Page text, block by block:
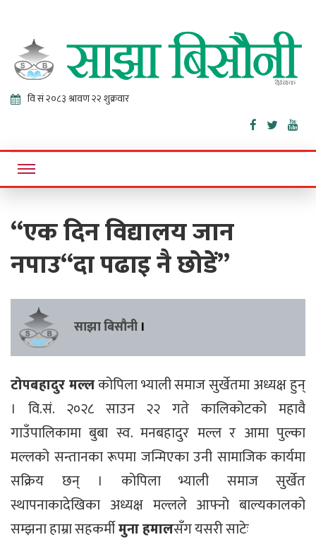
Sajha
Bisaunee
Online News Portal
“एक दिन विद्यालय जान
नपाउ“दा पढाइ नै छोडें”
साझा बिसौनी ।
टोपबहादुर मल्लकोपिला भ्याली समाज सुर्खेतमा अध्यक्ष हुन्
। वि.सं. २०२८ साउन २२ गते कालिकोटको महावै
गाउँपालिकामा बुबा स्व. मनबहादुर मल्ल र आमा पुल्का
मल्लको सन्तानका रूपमा जन्मिएका उनी सामाजिक कार्यमा
सक्रिय छन् । कोपिला भ्याली समाज सुर्खेत
स्थापनाकादेखिका अध्यक्ष मल्लले आफ्नो बाल्यकालको
सम्झना हाम्रा सहकर्मीमुना हमालसँग यसरी साटेः